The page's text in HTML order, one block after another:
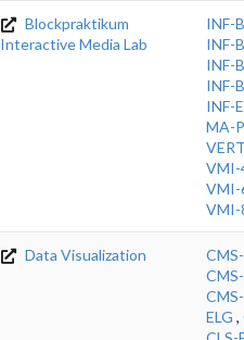
Blockpraktikum
Interactive Media Lab
INF-
INF-
INF-
INF-
INF-
MA-
VMI-
VMI-
VMI-
Data Visualization
ELG ,